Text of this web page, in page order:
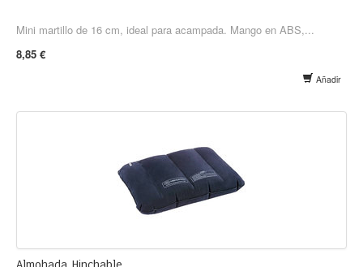
Mini martillo de 16 cm, ideal para acampada. Mango en ABS,...
8,85 €
Añadir